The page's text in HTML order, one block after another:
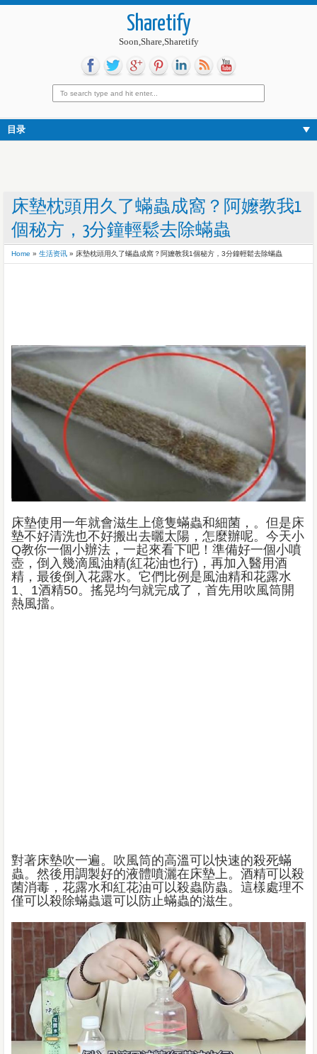
Sharetify
Soon,Share,Sharetify
目录
床墊枕頭用久了蟎蟲成窩？阿嬤教我1
個秘方，3分鐘輕鬆去除蟎蟲
Home » 生活资讯 » 床墊枕頭用久了蟎蟲成窩？阿嬤教我1個秘方，3分鐘輕鬆去除蟎蟲
床墊使用一年就會滋生上億隻蟎蟲和細菌，。但是床
墊不好清洗也不好搬出去曬太陽，怎麼辦呢。今天小
Q教你一個小辦法，一起來看下吧！準備好一個小噴
壺，倒入幾滴風油精(紅花油也行)，再加入醫用酒
精，最後倒入花露水。它們比例是風油精和花露水
1、1酒精50。搖晃均勻就完成了，首先用吹風筒開
熱風擋。
對著床墊吹一遍。吹風筒的高溫可以快速的殺死蟎
蟲。然後用調製好的液體噴灑在床墊上。酒精可以殺
菌消毒，花露水和紅花油可以殺蟲防蟲。這樣處理不
僅可以殺除蟎蟲還可以防止蟎蟲的滋生。